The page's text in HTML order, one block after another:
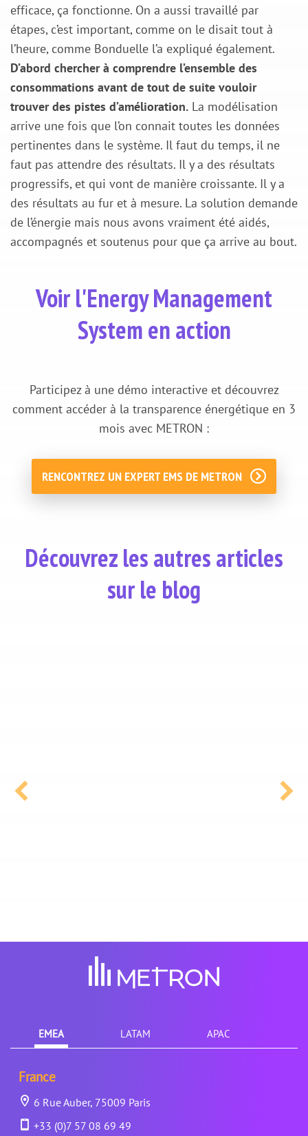
efficace, ça fonctionne. On a aussi travaillé par
étapes, c’est important, comme on le disait tout à
l’heure, comme Bonduelle l’a expliqué également.
D’abord chercher à comprendre l’ensemble des
consommations avant de tout de suite vouloir
trouver des pistes d’amélioration. La modélisation
arrive une fois que l’on connait toutes les données
pertinentes dans le système. Il faut du temps, il ne
faut pas attendre des résultats. Il y a des résultats
progressifs, et qui vont de manière croissante. Il y a
des résultats au fur et à mesure. La solution demande
de l’énergie mais nous avons vraiment été aidés,
accompagnés et soutenus pour que ça arrive au bout.
Voir l'Energy Management
System en action
Participez à une démo interactive et découvrez
comment accéder à la transparence énergétique en 3
mois avec METRON :
RENCONTREZ UN EXPERT EMS DE METRON
Découvrez les autres articles
sur le blog
EMEA LATAM APAC
France
6 Rue Auber, 75009 Paris
+33 (0)7 57 08 69 49